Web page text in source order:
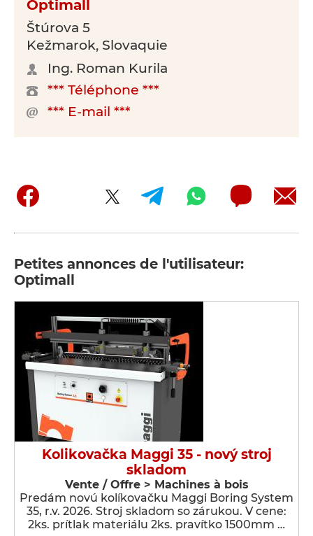
Optimall
Štúrova 5
Kežmarok, Slovaquie
Ing. Roman Kurila
*** Téléphone ***
*** E-mail ***
Petites annonces de l'utilisateur:
Optimall
Kolikovačka Maggi 35 - nový stroj
skladom
Vente / Offre > Machines à bois
Predám novú kolíkovačku Maggi Boring System
35, r.v. 2026. Stroj skladom so zárukou. V cene:
2ks. prítlak materiálu 2ks. pravítko 1500mm …